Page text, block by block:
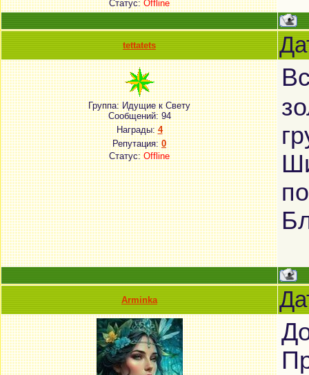
Статус:Offline
tettatets
Группа: Идущие к Свету
Сообщений:94
Награды:4
Репутация:0
Статус:Offline
Arminka